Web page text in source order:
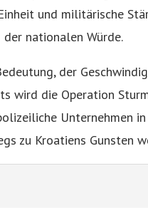
und militärische
nationalen Würde.
der
wird die Operation
Unternehmen
zu Kroatiens Gunsten